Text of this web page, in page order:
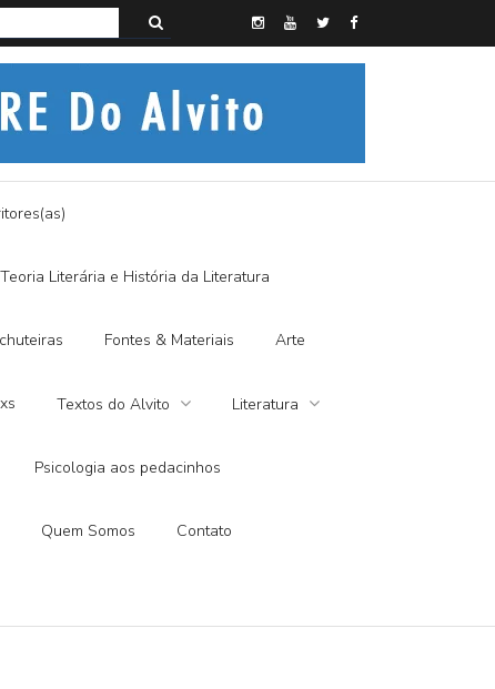
Alvito – A FRALDA DE PANO E A DITADURA DIGITAL
Teoria Literária e História da Literatura
Fontes & Materiais Arte
Textos do Alvito Literatura
Psicologia aos pedacinhos
Quem Somos Contato